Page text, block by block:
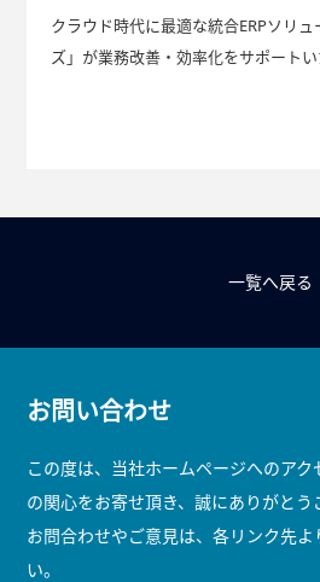
クラウド時代に最適な統合ERPソリ
ズ」が業務改善・効率化をサポートい
一覧へ戻る
お問い合わせ
この度は、当社ホームページへのア
の関心をお寄せ頂き、誠にありがとう
お問合わせやご意見は、各リンク先
い。